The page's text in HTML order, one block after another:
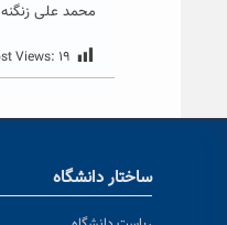
محمد علی
Views: ۱۹
ساختار دانشگاه